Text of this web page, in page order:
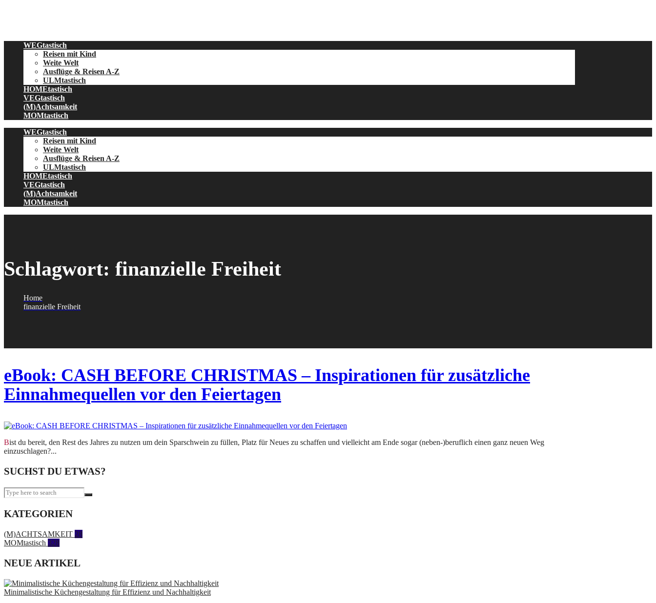
WEGtastisch
Reisen mit Kind
Weite Welt
Ausflüge & Reisen A-Z
ULMtastisch
HOMEtastisch
VEGtastisch
(M)Achtsamkeit
MOMtastisch
WEGtastisch
Reisen mit Kind
Weite Welt
Ausflüge & Reisen A-Z
ULMtastisch
HOMEtastisch
VEGtastisch
(M)Achtsamkeit
MOMtastisch
Schlagwort: finanzielle Freiheit
Home
finanzielle Freiheit
eBook: CASH BEFORE CHRISTMAS – Inspirationen für zusätzliche
Einnahmequellen vor den Feiertagen
Bist du bereit, den Rest des Jahres zu nutzen um dein Sparschwein zu füllen, Platz für Neues zu schaffen und vielleicht am Ende sogar (neben-)beruflich einen ganz neuen Weg
einzuschlagen?...
SUCHST DU ETWAS?
KATEGORIEN
(M)ACHTSAMKEIT 28
MOMtastisch 328
NEUE ARTIKEL
Minimalistische Küchengestaltung für Effizienz und Nachhaltigkeit